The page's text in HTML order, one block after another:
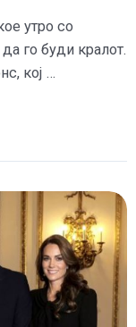
утро со
го буди кралот.
кој …